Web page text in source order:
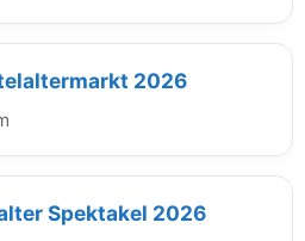
2026
Spektakel 2026